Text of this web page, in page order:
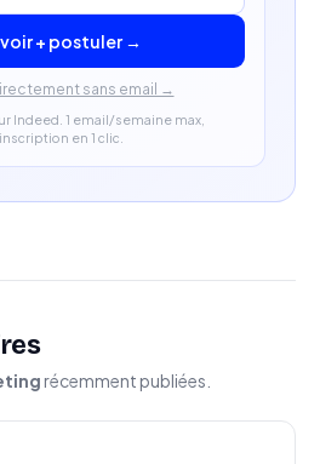
+ postuler →
sans email →
Indeed. 1 email/semaine max,
en 1 clic.
récemment publiées.